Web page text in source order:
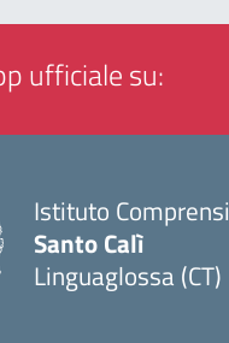
ufficiale su:
Istituto
Santo Calì
Linguaglossa (CT)